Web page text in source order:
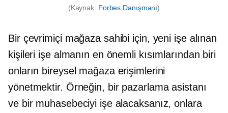
(Kaynak: Forbes Danışmanı)
Bir çevrimiçi mağaza sahibi için, yeni işe alınan
kişileri işe almanın en önemli kısımlarından biri
onların bireysel mağaza erişimlerini
yönetmektir. Örneğin, bir pazarlama asistanı
ve bir muhasebeciyi işe alacaksanız, onlara